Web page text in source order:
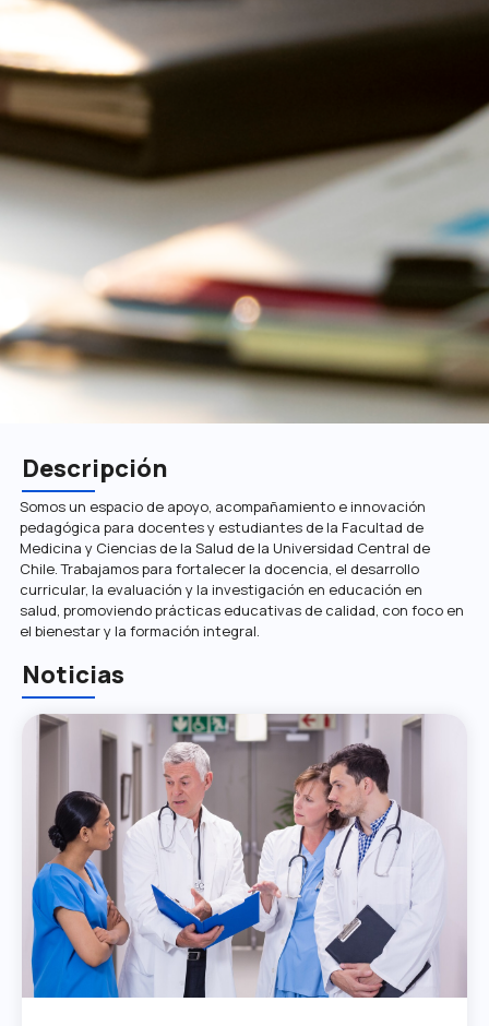
Descripción
Somos un espacio de apoyo, acompañamiento e innovación
pedagógica para docentes y estudiantes de la Facultad de
Medicina y Ciencias de la Salud de la Universidad Central de
Chile. Trabajamos para fortalecer la docencia, el desarrollo
curricular, la evaluación y la investigación en educación en
salud, promoviendo prácticas educativas de calidad, con foco en
el bienestar y la formación integral.
Noticias